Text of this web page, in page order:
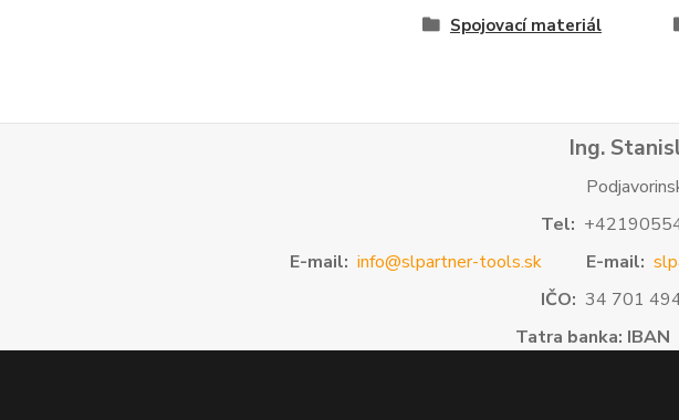
Spojovací materiál
Ing.
Tel:
E-mail: info@slpartner-tools.sk E-mail:
IČO: 34 701
Tatra banka: IBAN